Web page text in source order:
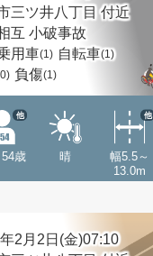
三ツ井八丁目 付近
互 小破事故
用車(1) 自転車(1)
負傷(1)
歳
他
晴
幅5.5～
13.0m
他
2月2日(金)07:10